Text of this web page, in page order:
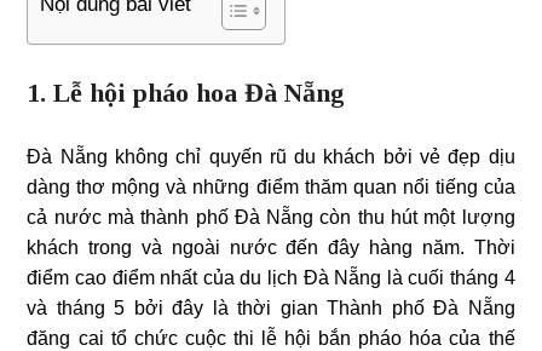
Nội dung bài viết
1. Lễ hội pháo hoa Đà Nẵng
Đà Nẵng không chỉ quyến rũ du khách bởi vẻ đẹp dịu
dàng thơ mộng và những điểm thăm quan nổi tiếng của
cả nước mà thành phố Đà Nẵng còn thu hút một lượng
khách trong và ngoài nước đến đây hàng năm. Thời
điểm cao điểm nhất của du lịch Đà Nẵng là cuối tháng 4
và tháng 5 bởi đây là thời gian Thành phố Đà Nẵng
đăng cai tổ chức cuộc thi lễ hội bắn pháo hóa của thế